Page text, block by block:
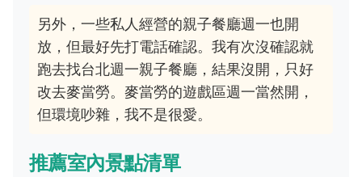
另外，一些私人經營的親子餐廳週一也開
放，但最好先打電話確認。我有次沒確認就
跑去找台北週一親子餐廳，結果沒開，只好
改去麥當勞。麥當勞的遊戲區週一當然開，
但環境吵雜，我不是很愛。
推薦室內景點清單